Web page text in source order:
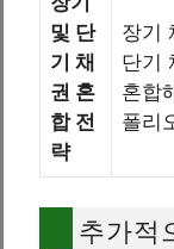
및 단
기 채
권 혼
합 전
략
장기
단기
혼합
폴리
추가적